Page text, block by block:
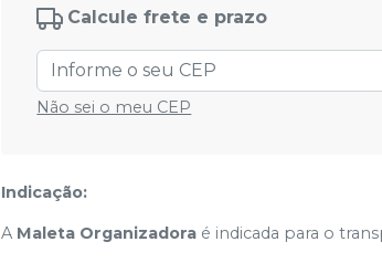
Calcule frete e prazo
Não sei o meu CEP
Indicação:
A Maleta Organizadora é indicada para o